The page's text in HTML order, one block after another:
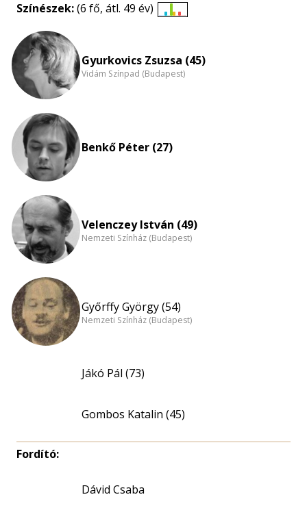
Színészek:(6 fő, átl. 49 év)
nagyítása
Gyurkovics Zsuzsa (45)
Vidám Színpad (Budapest)
Benkő Péter (27)
Velenczey István (49)
Nemzeti Színház (Budapest)
Győrffy György (54)
Nemzeti Színház (Budapest)
Jákó Pál (73)
Gombos Katalin (45)
Fordító:
Dávid Csaba